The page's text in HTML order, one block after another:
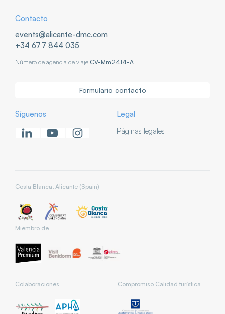
Contacto
events@alicante-dmc.com
+34 677 844 035
Número de agencia de viaje CV-Mm2414-A
Formulario contacto
Síguenos
Legal
Páginas legales
Costa Blanca, Alicante (Spain)
Miembro de
Colaboraciones Compromiso Calidad turística